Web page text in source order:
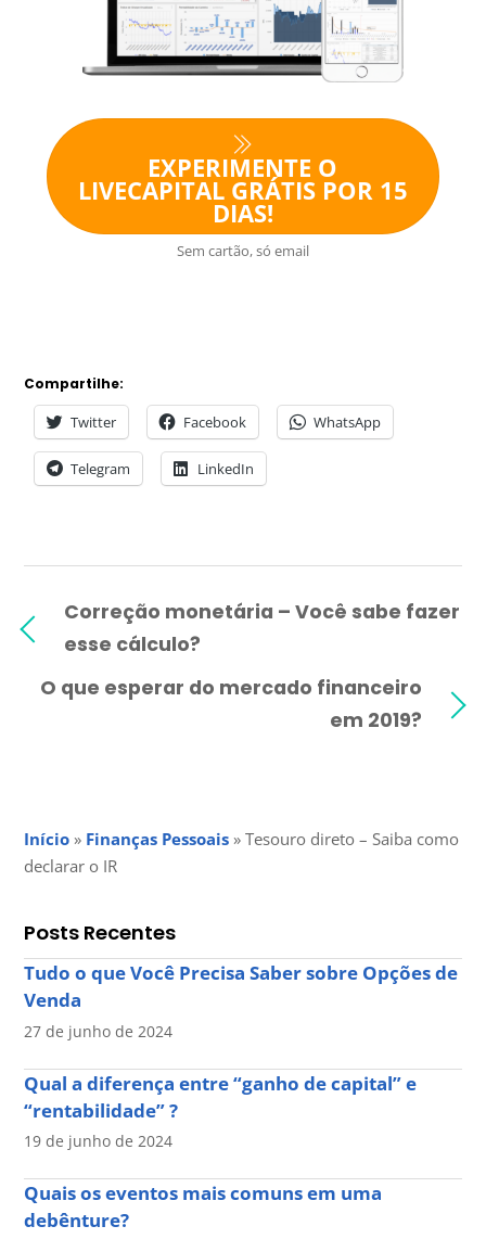
EXPERIMENTE O
LIVECAPITAL GRÁTIS POR 15
DIAS!
Sem cartão, só email
Compartilhe:
Twitter Facebook WhatsApp
Telegram LinkedIn
Correção monetária – Você sabe fazer
esse cálculo?
O que esperar do mercado financeiro
em 2019?
Início » Finanças Pessoais » Tesouro direto – Saiba como
declarar o IR
Posts Recentes
Tudo o que Você Precisa Saber sobre Opções de
Venda
27 de junho de 2024
Qual a diferença entre “ganho de capital” e
“rentabilidade” ?
19 de junho de 2024
Quais os eventos mais comuns em uma
debênture?